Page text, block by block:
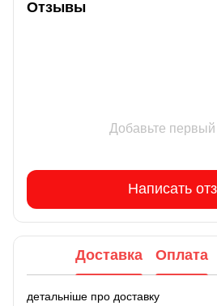
Отзывы
Добавьте первый
Написать
Доставка Оплата
детальніше про доставку